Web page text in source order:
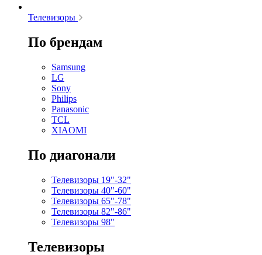
Телевизоры
По брендам
Samsung
LG
Sony
Philips
Panasonic
TCL
XIAOMI
По диагонали
Телевизоры 19"-32"
Телевизоры 40"-60"
Телевизоры 65"-78"
Телевизоры 82"-86"
Телевизоры 98"
Телевизоры